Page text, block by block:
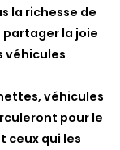
la richesse de
la joie
véhicules
véhicules
pour le
ceux qui les